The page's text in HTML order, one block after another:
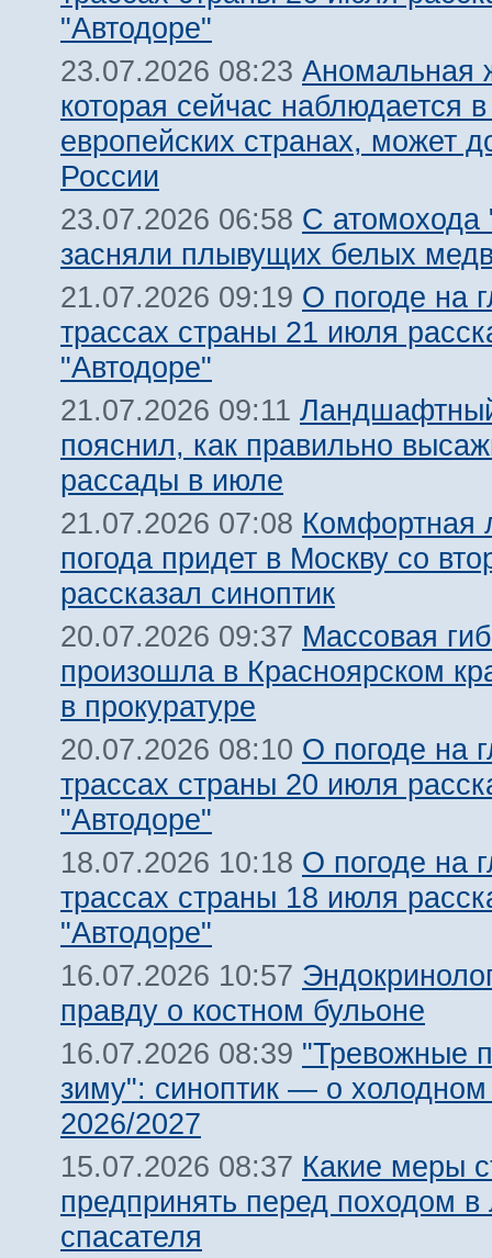
"Автодоре"
23.07.2026 08:23 Аномальная
которая сейчас наблюдается
европейских странах, может
России
23.07.2026 06:58 С атомохода
засняли плывущих белых
21.07.2026 09:19 О погоде на
трассах страны 21 июля
"Автодоре"
21.07.2026 09:11
пояснил, как правильно
рассады в июле
21.07.2026 07:08 Комфортная
погода придет в Москву со
рассказал синоптик
20.07.2026 09:37 Массовая
произошла в Красноярском
в прокуратуре
20.07.2026 08:10 О погоде на
трассах страны 20 июля
"Автодоре"
18.07.2026 10:18 О погоде на
трассах страны 18 июля
"Автодоре"
16.07.2026 10:57
правду о костном бульоне
16.07.2026 08:39 "Тревожные
зиму": синоптик — о холодном
2026/2027
15.07.2026 08:37 Какие меры
предпринять перед походом в
спасателя